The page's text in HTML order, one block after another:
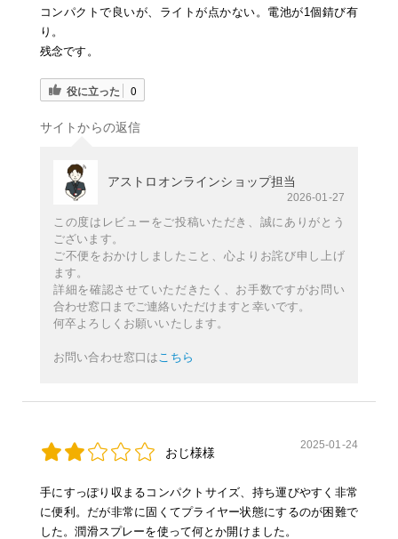
コンパクトで良いが、ライトが点かない。電池が1個錆び有
り。
残念です。
役に立った 0
サイトからの返信
アストロオンラインショップ担当
2026-01-27
この度はレビューをご投稿いただき、誠にありがとう
ございます。
ご不便をおかけしましたこと、心よりお詫び申し上げ
ます。
詳細を確認させていただきたく、お手数ですがお問い
合わせ窓口までご連絡いただけますと幸いです。
何卒よろしくお願いいたします。
お問い合わせ窓口は こちら
おじ様様
2025-01-24
手にすっぽり収まるコンパクトサイズ、持ち運びやすく非常
に便利。だが非常に固くてプライヤー状態にするのが困難で
した。潤滑スプレーを使って何とか開けました。